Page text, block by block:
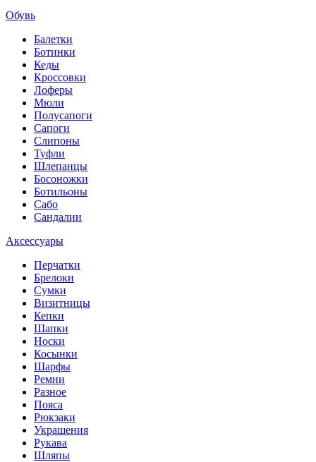
Обувь
Балетки
Ботинки
Кеды
Кроссовки
Лоферы
Мюли
Полусапоги
Сапоги
Слипоны
Туфли
Шлепанцы
Босоножки
Ботильоны
Сабо
Сандалии
Аксессуары
Перчатки
Брелоки
Сумки
Визитницы
Кепки
Шапки
Носки
Косынки
Шарфы
Ремни
Разное
Пояса
Рюкзаки
Украшения
Рукава
Шляпы